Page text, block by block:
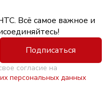
Всё самое важное и
Подписаться
согласие на
персональных данных